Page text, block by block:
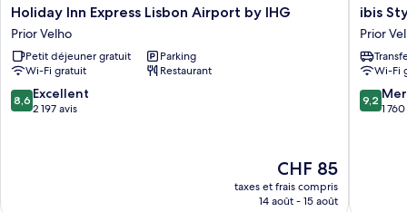
Holiday
Inn
Express
Lisbon
Airport
by
IHG
Holiday Inn Express Lisbon Airport by IHG
Prior Velho
Petit déjeuner gratuit
Parking
Wi-Fi gratuit
Restaurant
8.6
sur
8,6 Excellent
2 197 avis
Le
nouveau
prix
CHF 85
taxes et frais compris
14 août - 15 août
ibis
Styles
Lisboa
Prior
Velho
ibis
Prior
Wi-Fi
9.2
sur
9,2
1